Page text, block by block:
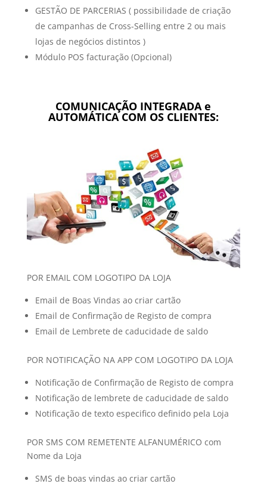
GESTÃO DE PARCERIAS ( possibilidade de criação
de campanhas de Cross-Selling entre 2 ou mais
lojas de negócios distintos )
Módulo POS facturação (Opcional)
COMUNICAÇÃO INTEGRADA e
AUTOMÁTICA COM OS CLIENTES:
POR EMAIL COM LOGOTIPO DA LOJA
Email de Boas Vindas ao criar cartão
Email de Confirmação de Registo de compra
Email de Lembrete de caducidade de saldo
POR NOTIFICAÇÃO NA APP COM LOGOTIPO DA LOJA
Notificação de Confirmação de Registo de compra
Notificação de lembrete de caducidade de saldo
Notificação de texto especifico definido pela Loja
POR SMS COM REMETENTE ALFANUMÉRICO com
Nome da Loja
SMS de boas vindas ao criar cartão